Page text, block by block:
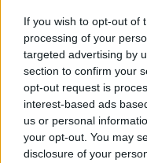
If you wish to opt-out of
processing of your
targeted advertising by
section to confirm your
opt-out request is
interest-based ads
us or personal
your opt-out. You may
disclosure of your